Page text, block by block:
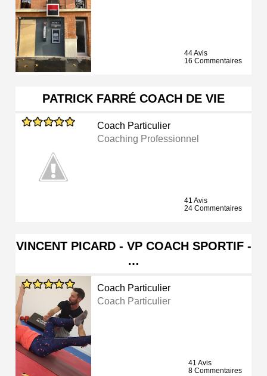
44 Avis
16 Commentaires
PATRICK FARRÉ COACH DE VIE
Coach Particulier
Coaching Professionnel
41 Avis
24 Commentaires
VINCENT PICARD - VP COACH SPORTIF -
…
Coach Particulier
Coach Particulier
41 Avis
8 Commentaires